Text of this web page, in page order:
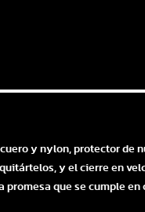
y nylon, protector de
y el cierre en
que se cumple en